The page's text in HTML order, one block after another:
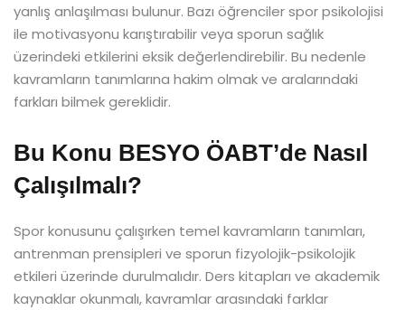
yanlış anlaşılması bulunur. Bazı öğrenciler spor psikolojisi
ile motivasyonu karıştırabilir veya sporun sağlık
üzerindeki etkilerini eksik değerlendirebilir. Bu nedenle
kavramların tanımlarına hakim olmak ve aralarındaki
farkları bilmek gereklidir.
Bu Konu BESYO ÖABT’de Nasıl
Çalışılmalı?
Spor konusunu çalışırken temel kavramların tanımları,
antrenman prensipleri ve sporun fizyolojik-psikolojik
etkileri üzerinde durulmalıdır. Ders kitapları ve akademik
kaynaklar okunmalı, kavramlar arasındaki farklar